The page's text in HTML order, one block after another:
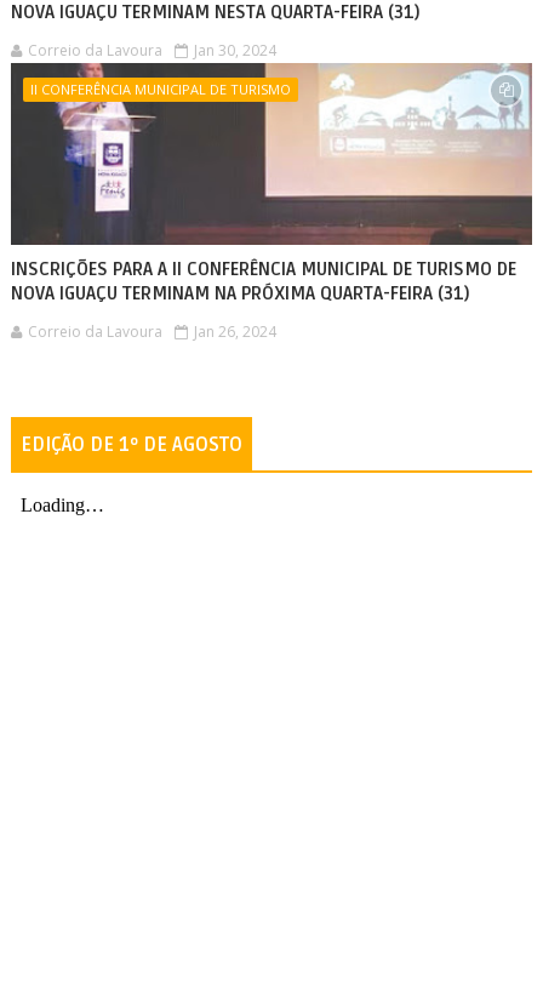
NOVA IGUAÇU TERMINAM NESTA QUARTA-FEIRA (31)
Correio da Lavoura Jan 30, 2024
II CONFERÊNCIA MUNICIPAL DE TURISMO
INSCRIÇÕES PARA A II CONFERÊNCIA MUNICIPAL DE TURISMO DE
NOVA IGUAÇU TERMINAM NA PRÓXIMA QUARTA-FEIRA (31)
Correio da Lavoura Jan 26, 2024
EDIÇÃO DE 1º DE AGOSTO